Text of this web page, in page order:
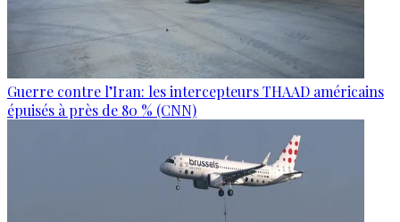
Guerre contre l’Iran: les intercepteurs THAAD américains
épuisés à près de 80 % (CNN)